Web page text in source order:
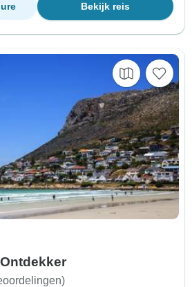
Bekijk reis